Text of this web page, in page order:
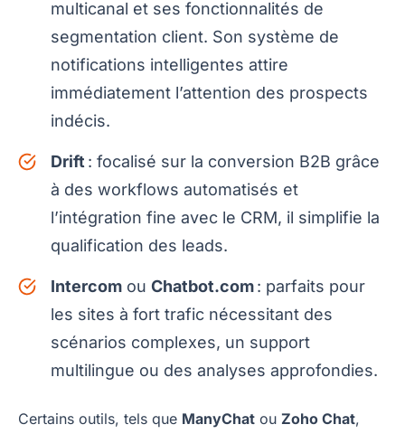
multicanal et ses fonctionnalités de
segmentation client. Son système de
notifications intelligentes attire
immédiatement l’attention des prospects
indécis.
Drift : focalisé sur la conversion B2B grâce
à des workflows automatisés et
l’intégration fine avec le CRM, il simplifie la
qualification des leads.
Intercom ou Chatbot.com: parfaits pour
les sites à fort trafic nécessitant des
scénarios complexes, un support
multilingue ou des analyses approfondies.
Certains outils, tels que ManyChat ou Zoho Chat,